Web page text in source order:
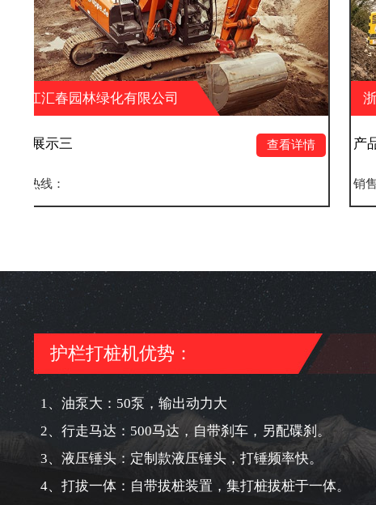
限公司 浙江汇春园林绿化有限
产品展示二
护栏打桩机优势：
1、油泵大：50泵，输出动力大
2、行走马达：500马达，自带刹车，另配碟刹。
3、液压锤头：定制款液压锤头，打锤频率快。
4、打拔一体：自带拔桩装置，集打桩拔桩于一体。